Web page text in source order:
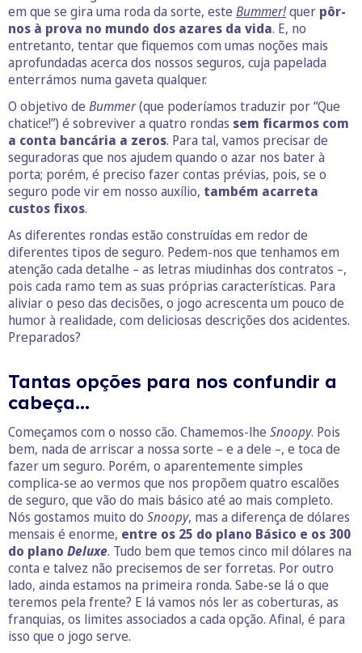
em que se gira uma roda da sorte, este Bummer!quer pôr-
nos à prova no mundo dos azares da vida. E, no
entretanto, tentar que fiquemos com umas noções mais
aprofundadas acerca dos nossos seguros, cuja papelada
enterrámos numa gaveta qualquer.
O objetivo de Bummer(que poderíamos traduzir por “Que
chatice!”) é sobreviver a quatro rondas sem ficarmos com
a conta bancária a zeros. Para tal, vamos precisar de
seguradoras que nos ajudem quando o azar nos bater à
porta; porém, é preciso fazer contas prévias, pois, se o
seguro pode vir em nosso auxílio, também acarreta
custos fixos.
As diferentes rondas estão construídas em redor de
diferentes tipos de seguro. Pedem-nos que tenhamos em
atenção cada detalhe – as letras miudinhas dos contratos –,
pois cada ramo tem as suas próprias características. Para
aliviar o peso das decisões, o jogo acrescenta um pouco de
humor à realidade, com deliciosas descrições dos acidentes.
Preparados?
Tantas opções para nos confundir a
cabeça…
Começamos com o nosso cão. Chamemos-lhe Snoopy. Pois
bem, nada de arriscar a nossa sorte – e a dele –, e toca de
fazer um seguro. Porém, o aparentemente simples
complica-se ao vermos que nos propõem quatro escalões
de seguro, que vão do mais básico até ao mais completo.
Nós gostamos muito do Snoopy, mas a diferença de dólares
mensais é enorme, entre os 25 do plano Básico e os 300
do plano Deluxe. Tudo bem que temos cinco mil dólares na
conta e talvez não precisemos de ser forretas. Por outro
lado, ainda estamos na primeira ronda. Sabe-se lá o que
teremos pela frente? E lá vamos nós ler as coberturas, as
franquias, os limites associados a cada opção. Afinal, é para
isso que o jogo serve.